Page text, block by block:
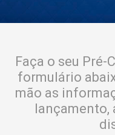
Faça o seu Pré-
formulário
mão as
lançamento,